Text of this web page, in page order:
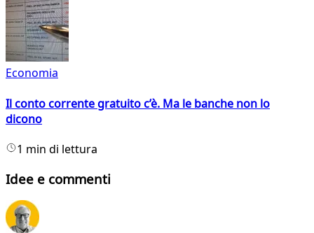
Economia
Il conto corrente gratuito c’è. Ma le banche non lo
dicono
1 min di lettura
Idee e commenti